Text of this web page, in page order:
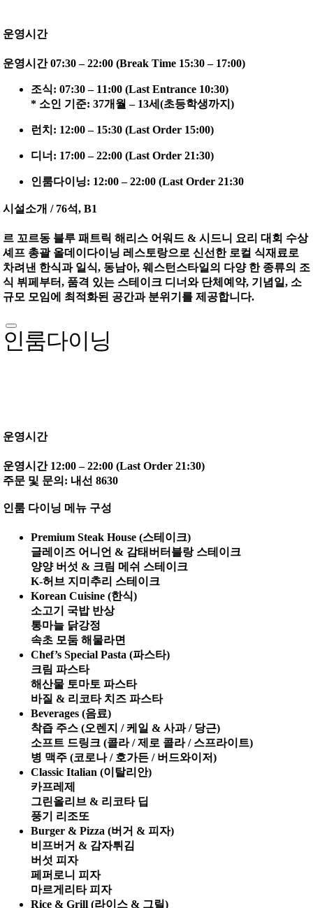
운영시간
운영시간 07:30 – 22:00 (Break Time 15:30 – 17:00)
조식: 07:30 – 11:00 (Last Entrance 10:30)
* 소인 기준: 37개월 – 13세(초등학생까지)
런치: 12:00 – 15:30 (Last Order 15:00)
디너: 17:00 – 22:00 (Last Order 21:30)
인룸다이닝: 12:00 – 22:00 (Last Order 21:30
시설소개 / 76석, B1
르 꼬르동 블루 패트릭 해리스 어워드 & 시드니 요리 대회 수상
셰프 총괄 올데이다이닝 레스토랑으로 신선한 로컬 식재료로
차려낸 한식과 일식, 동남아, 웨스턴스타일의 다양 한 종류의 조
식 뷔페부터, 품격 있는 스테이크 디너와 단체예약, 기념일, 소
규모 모임에 최적화된 공간과 분위기를 제공합니다.
인룸다이닝
운영시간
운영시간 12:00 – 22:00 (Last Order 21:30)
주문 및 문의: 내선 8630
인룸 다이닝 메뉴 구성
Premium Steak House (스테이크)
글레이즈 어니언 & 감태버터블랑 스테이크
양양 버섯 & 크림 메쉬 스테이크
K-허브 지미추리 스테이크
Korean Cuisine (한식)
소고기 국밥 반상
통마늘 닭강정
속초 모둠 해물라면
Chef’s Special Pasta (파스타)
크림 파스타
해산물 토마토 파스타
바질 & 리코타 치즈 파스타
Beverages (음료)
착즙 주스 (오렌지 / 케일 & 사과 / 당근)
소프트 드링크 (콜라 / 제로 콜라 / 스프라이트)
병 맥주 (코로나 / 호가든 / 버드와이저)
Classic Italian (이탈리안)
카프레제
그린올리브 & 리코타 딥
풍기 리조또
Burger & Pizza (버거 & 피자)
비프버거 & 감자튀김
버섯 피자
페퍼로니 피자
마르게리타 피자
Rice & Grill (라이스 & 그릴)